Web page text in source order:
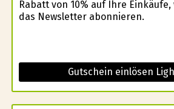
Rabatt von 10% auf Ihre
das Newsletter abonnieren.
Gutschein einlösen